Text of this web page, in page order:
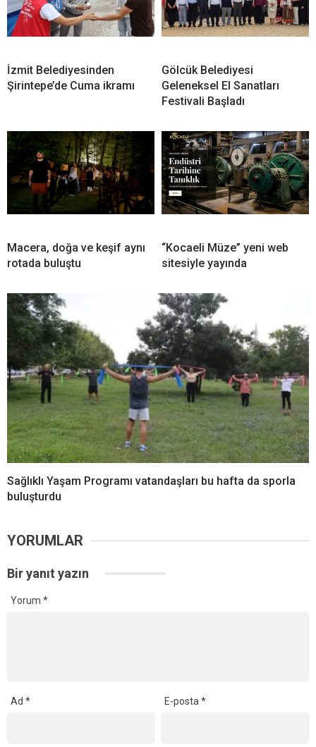
İzmit Belediyesinden
Şirintepe’de Cuma ikramı
Gölcük Belediyesi
Geleneksel El Sanatları
Festivali Başladı
Macera, doğa ve keşif aynı
rotada buluştu
“Kocaeli Müze” yeni web
sitesiyle yayında
Sağlıklı Yaşam Programı vatandaşları bu hafta da sporla
buluşturdu
YORUMLAR
Bir yanıt yazın
Yorum *
Ad * E-posta*